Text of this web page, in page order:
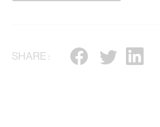
SHARE :